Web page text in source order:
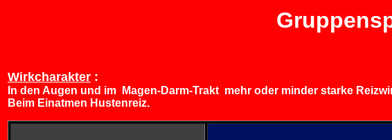
Wirkcharakter :
In den Augen und im Magen-Darm-Trakt mehr oder minder starke
Beim Einatmen Hustenreiz.